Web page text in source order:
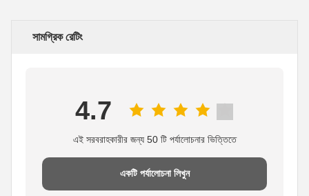
সামগ্রিক রেটিং
4.7
এই সরবরাহকারীর জন্য 50 টি পর্যালোচনার ভিত্তিতে
একটি পর্যালোচনা লিখুন